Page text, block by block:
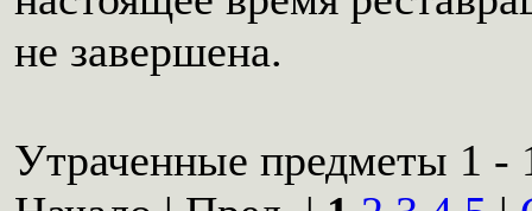
не завершена.
Утраченные предметы 1 -